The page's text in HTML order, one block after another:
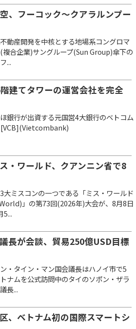
、フーコック～クアラルンプー
動産開発を中核とする地場系コングロマ
複合企業)サングループ(Sun Group)傘下の
...
建てタワーの運営会社を完全
銀行が出資する元国営4大銀行のベトコム
・ワールド、クアンニン省で8
大ミスコンの一つである「ミス・ワールド
」の第73回(2026年)大会が、8月8日
5...
長が会談、貿易250億USD目標
・タイン・マン国会議長はハノイ市で5
ナムを公式訪問中のタイのソポン・ザラ
長...
、ベトナム初の国際スマートシ